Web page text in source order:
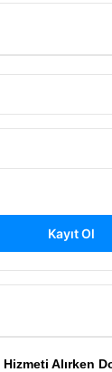
Kayıt Ol
Hizmeti Alırken